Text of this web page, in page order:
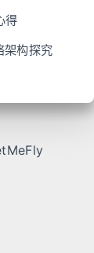
得
架构探究